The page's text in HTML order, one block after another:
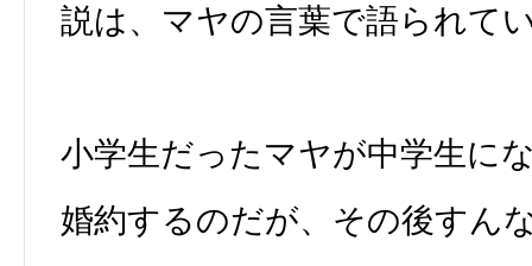
説は、マヤの言葉で語られて
小学生だったマヤが中学生に
婚約するのだが、その後すん